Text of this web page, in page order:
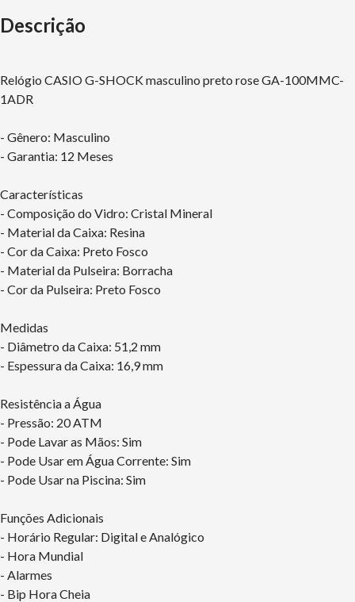
Descrição
Relógio CASIO G-SHOCK masculino preto rose GA-100MMC-
1ADR
- Gênero: Masculino
- Garantia: 12 Meses
Características
- Composição do Vidro: Cristal Mineral
- Material da Caixa: Resina
- Cor da Caixa: Preto Fosco
- Material da Pulseira: Borracha
- Cor da Pulseira: Preto Fosco
Medidas
- Diâmetro da Caixa: 51,2 mm
- Espessura da Caixa: 16,9 mm
Resistência a Água
- Pressão: 20 ATM
- Pode Lavar as Mãos: Sim
- Pode Usar em Água Corrente: Sim
- Pode Usar na Piscina: Sim
Funções Adicionais
- Horário Regular: Digital e Analógico
- Hora Mundial
- Alarmes
- Bip Hora Cheia